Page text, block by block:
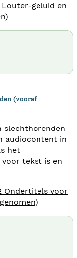
Louter-geluid en
(vooraf
slechthorenden
audiocontent in
het
tekst is en
Ondertitels voor